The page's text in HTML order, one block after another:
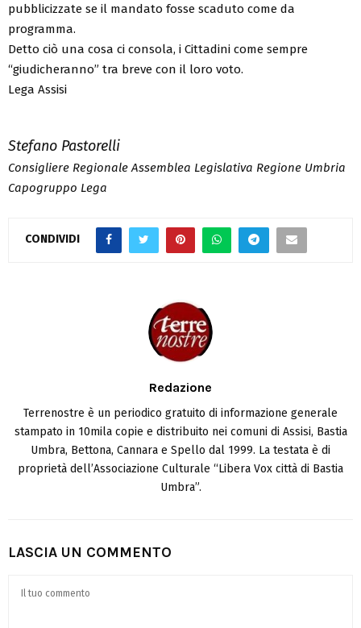
pubblicizzate se il mandato fosse scaduto come da
programma.
Detto ciò una cosa ci consola, i Cittadini come sempre
“giudicheranno” tra breve con il loro voto.
Lega Assisi
Stefano Pastorelli
Consigliere Regionale Assemblea Legislativa Regione Umbria
Capogruppo Lega
CONDIVIDI
Redazione
Terrenostre è un periodico gratuito di informazione generale
stampato in 10mila copie e distribuito nei comuni di Assisi, Bastia
Umbra, Bettona, Cannara e Spello dal 1999. La testata è di
proprietà dell’Associazione Culturale “Libera Vox città di Bastia
Umbra”.
LASCIA UN COMMENTO